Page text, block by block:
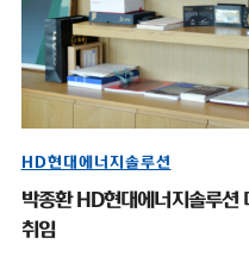
HD현대에너지솔루션
박종환 HD현대에너지솔루션
취임